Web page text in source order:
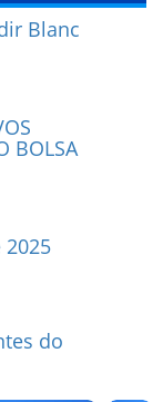
Blanc
BOLSA
2025
do